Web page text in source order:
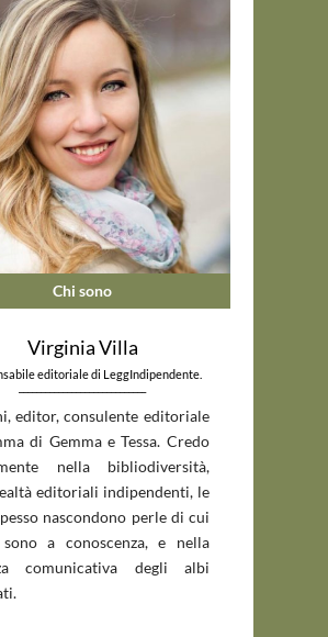
Chi sono
Virginia Villa
editoriale di LeggIndipendente.
_____________________________
editor, consulente editoriale
di Gemma e Tessa. Credo
nella bibliodiversità,
editoriali indipendenti, le
nascondono perle di cui
a conoscenza, e nella
comunicativa degli albi